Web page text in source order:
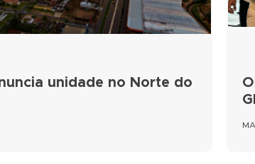
unidade no Norte do